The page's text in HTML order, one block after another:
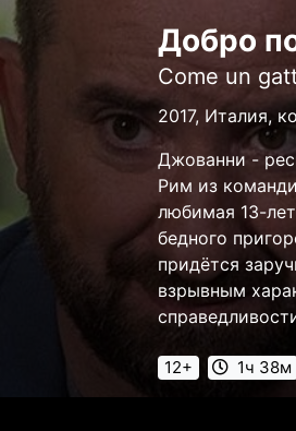
Добро
Come un
2017, Италия,
Джованни -
Рим из
любимая 13-
бедного
придётся
взрывным
12+ 1ч 38м